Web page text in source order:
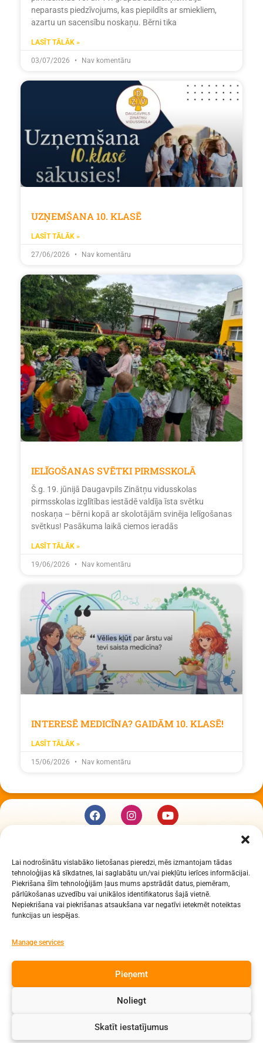
Lai nodrošinātu vislabāko lietošanas pieredzi, mēs izmantojam tādas
tehnoloģijas kā sīkdatnes, lai saglabātu un/vai piekļūtu ierīces informācijai.
Piekrišana šīm tehnoloģijām ļaus mums apstrādāt datus, piemēram,
pārlūkošanas uzvedību vai unikālos identifikatorus šajā vietnē.
Nepiekrišana vai piekrišanas atsaukšana var negatīvi ietekmēt noteiktas
funkcijas un iespējas.
Manage services
Pieņemt
Noliegt
Skatīt iestatījumus
neparasts piedzīvojums, kas piepildīts ar smiekliem,
azartu un sacensību noskaņu. Bērni tika
LASĪT TĀLĀK »
03/07/2026 Nav komentāru
UZŅEMŠANA 10. KLASĒ
LASĪT TĀLĀK »
27/06/2026 Nav komentāru
IELĪGOŠANAS SVĒTKI PIRMSSKOLĀ
Š.g. 19. jūnijā Daugavpils Zinātņu vidusskolas
pirmsskolas izglītības iestādē valdīja īsta svētku
noskaņa – bērni kopā ar skolotājām svinēja Ielīgošanas
svētkus! Pasākuma laikā ciemos ieradās
LASĪT TĀLĀK »
19/06/2026 Nav komentāru
INTERESĒ MEDICĪNA? GAIDĀM 10. KLASĒ!
LASĪT TĀLĀK »
15/06/2026 Nav komentāru
Daugavpils Zinātņu vidusskola
Raiņa iela 30, Daugavpils, LV-5401
Reģ. Nr. 2713903513 (IZM)
Daugavpils valstspilsētas pašvaldība 90000077325
tālr. Direktors: 65423030,
Lietvedis: 65421923
Visas tiesības aizsargātas